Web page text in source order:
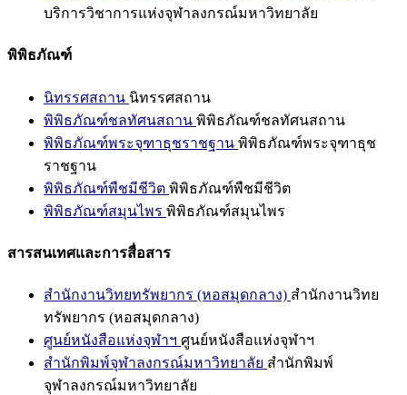
บริการวิชาการแห่งจุฬาลงกรณ์มหาวิทยาลัย
พิพิธภัณฑ์
นิทรรศสถาน นิทรรศสถาน
พิพิธภัณฑ์ชลทัศนสถาน พิพิธภัณฑ์ชลทัศนสถาน
พิพิธภัณฑ์พระจุฑาธุชราชฐาน พิพิธภัณฑ์พระจุฑาธุช
ราชฐาน
พิพิธภัณฑ์พืชมีชีวิต พิพิธภัณฑ์พืชมีชีวิต
พิพิธภัณฑ์สมุนไพร พิพิธภัณฑ์สมุนไพร
สารสนเทศและการสื่อสาร
สำนักงานวิทยทรัพยากร (หอสมุดกลาง) สำนักงานวิทย
ทรัพยากร (หอสมุดกลาง)
ศูนย์หนังสือแห่งจุฬาฯ ศูนย์หนังสือแห่งจุฬาฯ
สำนักพิมพ์จุฬาลงกรณ์มหาวิทยาลัย สำนักพิมพ์
จุฬาลงกรณ์มหาวิทยาลัย